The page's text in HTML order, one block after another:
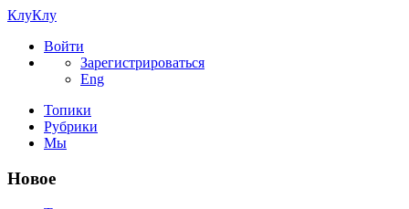
КлуКлу
Войти
Зарегистрироваться
Eng
Топики
Рубрики
Мы
Новое